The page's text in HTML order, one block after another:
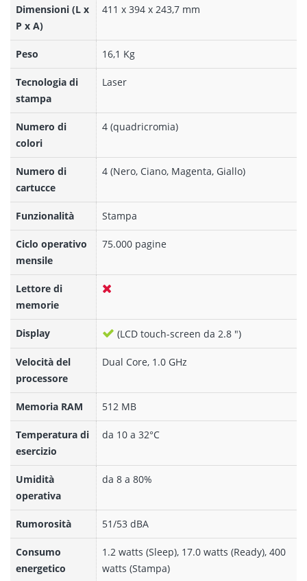
Dimensioni (L x
P x A)
411 x 394 x 243,7 mm
Peso 16,1 Kg
Tecnologia di
stampa
Laser
Numero di
colori
4 (quadricromia)
Numero di
cartucce
4 (Nero, Ciano, Magenta, Giallo)
Funzionalità Stampa
Ciclo operativo
mensile
75.000 pagine
Lettore di
memorie
Display (LCD touch-screen da 2.8 ")
Velocità del
processore
Dual Core, 1.0 GHz
Memoria RAM 512 MB
Temperatura di
esercizio
da 10 a 32°C
Umidità
operativa
da 8 a 80%
Rumorosità 51/53 dBA
Consumo
energetico
1.2 watts (Sleep), 17.0 watts (Ready), 400
watts (Stampa)